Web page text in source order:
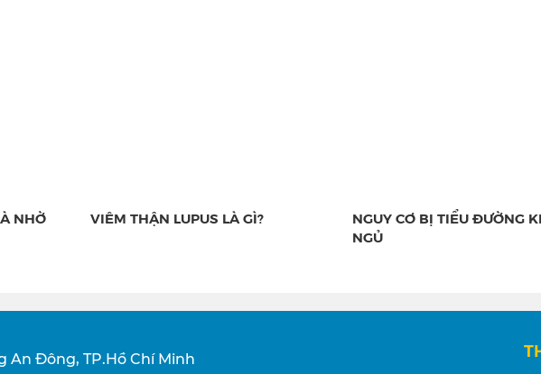
NHỜ
VIÊM THẬN LUPUS LÀ GÌ?
NGUY CƠ BỊ TIỂU ĐƯỜNG
NGỦ
An Đông, TP.Hồ Chí Minh